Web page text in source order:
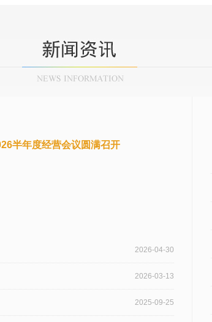
半年度经营会议圆满召开
2026-04-30
2026-03-13
2025-09-25